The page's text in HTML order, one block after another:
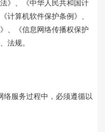
》、《中华人民共和国计
计算机软件保护条例》、
、《信息网络传播权保护
法规。
络服务过程中，必须遵循以